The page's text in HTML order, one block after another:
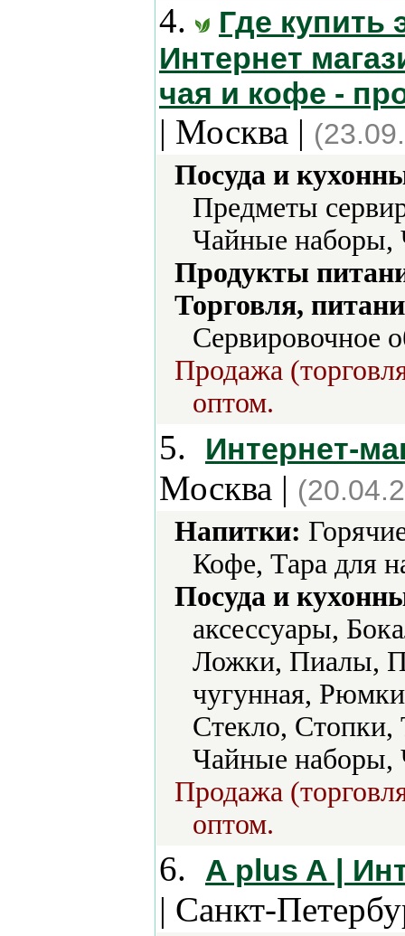
4.
Где купить
Интернет
чая и кофе -
| Москва |
Посуда и
Предметы
Чайные
Продукты
Торговля,
Сервировочное
Продажа
оптом.
5. Интернет-
Москва |
Напитки:
Кофе, Тара для
Посуда и
аксессуары,
Ложки, Пиалы,
чугунная,
Стекло,
Чайные
Продажа
оптом.
6. A plus A |
| Санкт-